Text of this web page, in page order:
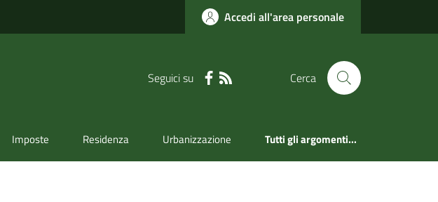
Accedi all'area personale
Seguici su Cerca
Imposte Residenza Urbanizzazione Tutti gli argomenti...